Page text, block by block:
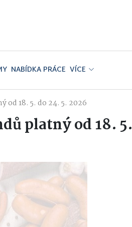
NABÍDKA PRÁCE VÍCE
od 18. 5. do 24. 5. 2026
platný od 18. 5.